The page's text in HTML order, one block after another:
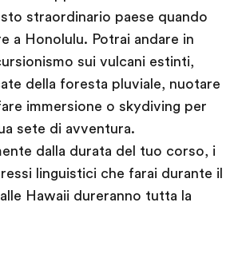
straordinario paese quando
a Honolulu. Potrai andare in
sui vulcani estinti,
della foresta pluviale, nuotare
immersione o skydiving per
sete di avventura.
dalla durata del tuo corso, i
linguistici che farai durante il
Hawaii dureranno tutta la